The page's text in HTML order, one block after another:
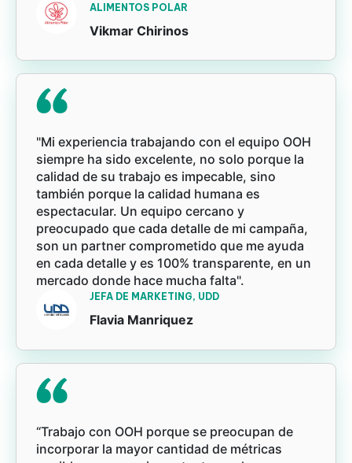
ALIMENTOS POLAR
Vikmar Chirinos
"Mi experiencia trabajando con el equipo OOH
siempre ha sido excelente, no solo porque la
calidad de su trabajo es impecable, sino
también porque la calidad humana es
espectacular. Un equipo cercano y
preocupado que cada detalle de mi campaña,
son un partner comprometido que me ayuda
en cada detalle y es 100% transparente, en un
mercado donde hace mucha falta".
JEFA DE MARKETING, UDD
Flavia Manriquez
“Trabajo con OOH porque se preocupan de
incorporar la mayor cantidad de métricas